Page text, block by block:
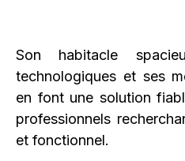
Son habitacle
technologiques et ses
en font une solution
professionnels
et fonctionnel.